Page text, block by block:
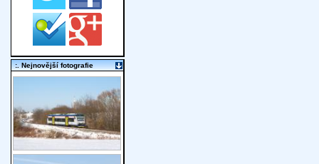
:. Nejnovější fotografie